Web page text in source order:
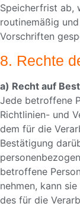
Speicherfrist ab,
routinemäßig
Vorschriften
8. Rechte
a) Recht auf
Jede betroffene
Richtlinien- und
dem für die
Bestätigung
betroffene
nehmen, kann
des für die